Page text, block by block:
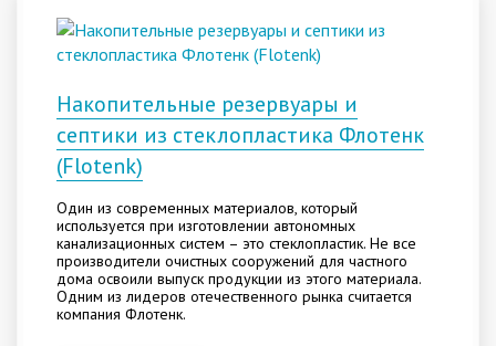
Накопительные резервуары и
септики из стеклопластика Флотенк
(Flotenk)
Один из современных материалов, который
используется при изготовлении автономных
канализационных систем – это стеклопластик. Не все
производители очистных сооружений для частного
дома освоили выпуск продукции из этого материала.
Одним из лидеров отечественного рынка считается
компания Флотенк.